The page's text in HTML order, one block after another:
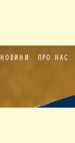
НОВИНИ ПРО НАС